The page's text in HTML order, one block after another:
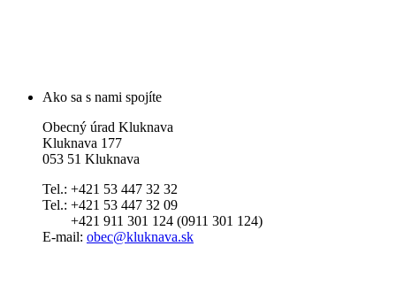
Ako sa s nami spojíte
Obecný úrad Kluknava
Kluknava 177
053 51 Kluknava
Tel.: +421 53 447 32 32
Tel.: +421 53 447 32 09
+421 911 301 124 (0911 301 124)
E-mail: obec@kluknava.sk